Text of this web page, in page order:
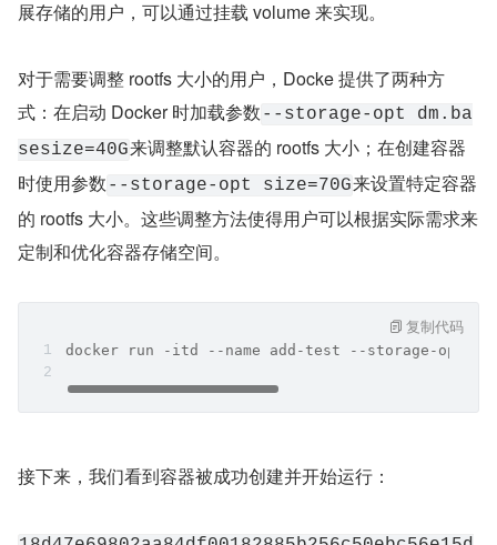
展存储的用户，可以通过挂载 volume 来实现。
对于需要调整 rootfs 大小的用户，Docke 提供了两种方
式：在启动 Docker 时加载参数 --storage-opt dm.ba
sesize=40G来调整默认容器的 rootfs 大小；在创建容器
时使用参数 --storage-opt size=70G来设置特定容器
的 rootfs 大小。这些调整方法使得用户可以根据实际需求来
定制和优化容器存储空间。
docker run -itd --name add-test --storage-opt
复制代码
接下来，我们看到容器被成功创建并开始运行：